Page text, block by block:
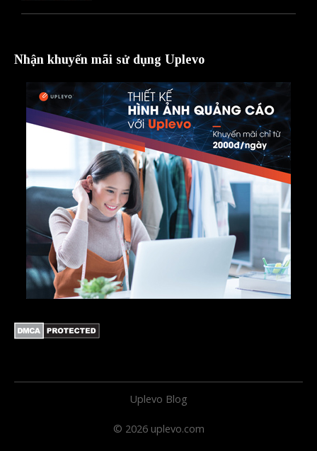
Nhận khuyến mãi sử dụng Uplevo
Uplevo Blog
© 2026 uplevo.com